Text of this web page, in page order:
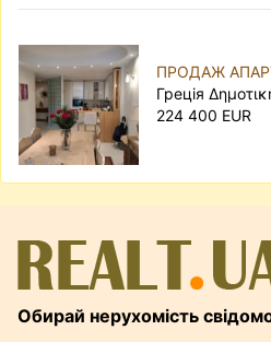
ПРОДАЖ
Грецiя
224 400 EUR
Обирай нерухомість